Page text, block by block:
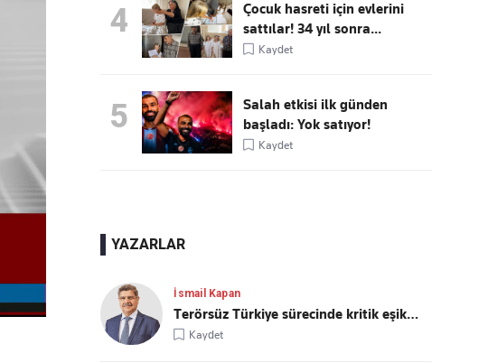
4
Çocuk hasreti için evlerini
sattılar! 34 yıl sonra...
Kaydet
5
Salah etkisi ilk günden
başladı: Yok satıyor!
Kaydet
YAZARLAR
İsmail Kapan
Terörsüz Türkiye sürecinde kritik eşik…
Kaydet